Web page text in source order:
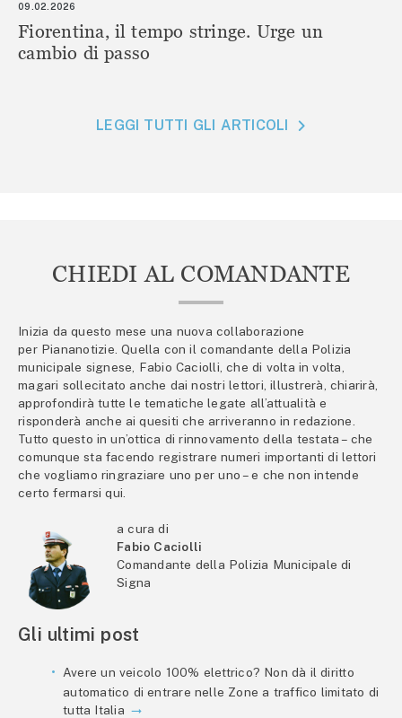
09.02.2026
Fiorentina, il tempo stringe. Urge un
cambio di passo
LEGGI TUTTI GLI ARTICOLI
CHIEDI AL COMANDANTE
Inizia da questo mese una nuova collaborazione
per Piananotizie. Quella con il comandante della Polizia
municipale signese, Fabio Caciolli, che di volta in volta,
magari sollecitato anche dai nostri lettori, illustrerà, chiarirà,
approfondirà tutte le tematiche legate all’attualità e
risponderà anche ai quesiti che arriveranno in redazione.
Tutto questo in un’ottica di rinnovamento della testata – che
comunque sta facendo registrare numeri importanti di lettori
che vogliamo ringraziare uno per uno – e che non intende
certo fermarsi qui.
a cura di
Fabio Caciolli
Comandante della Polizia Municipale di
Signa
Gli ultimi post
Avere un veicolo 100% elettrico? Non dà il diritto
automatico di entrare nelle Zone a traffico limitato di
tutta Italia